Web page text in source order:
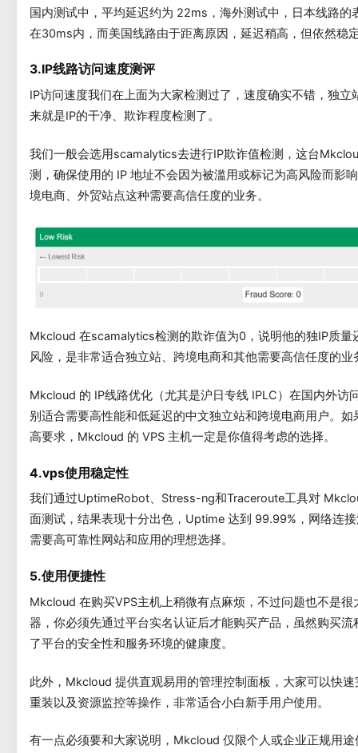
国内测试中，平均延迟约为 22ms，海外测试中，日本线路的
在30ms内，而美国线路由于距离原因，延迟稍高，但依然稳
3.IP线路访问速度测评
IP访问速度我们在上面为大家检测过了，速度确实不错，独
来就是IP的干净、欺诈程度检测了。
我们一般会选用scamalytics去进行IP欺诈值检测，这台
测，确保使用的 IP 地址不会因为被滥用或标记为高风险而影
境电商、外贸站点这种需要高信任度的业务。
Mkcloud 在scamalytics检测的欺诈值为0，说明他的独IP质量
风险，是非常适合独立站、跨境电商和其他需要高信任度的业
Mkcloud 的 IP线路优化（尤其是沪日专线 IPLC）在国内外访
别适合需要高性能和低延迟的中文独立站和跨境电商用户。
高要求，Mkcloud 的 VPS 主机一定是你值得考虑的选择。
4.vps使用稳定性
我们通过UptimeRobot、Stress-ng和Traceroute工具对
面测试，结果表现十分出色，Uptime 达到 99.99%，网络连
需要高可靠性网站和应用的理想选择。
5.使用便捷性
Mkcloud 在购买VPS主机上稍微有点麻烦，不过问题也不是
器，你必须先通过平台实名认证后才能购买产品，虽然购买
了平台的安全性和服务环境的健康度。
此外，Mkcloud 提供直观易用的管理控制面板，大家可以快
重装以及资源监控等操作，非常适合小白新手用户使用。
有一点必须要和大家说明，Mkcloud 仅限个人或企业正规用